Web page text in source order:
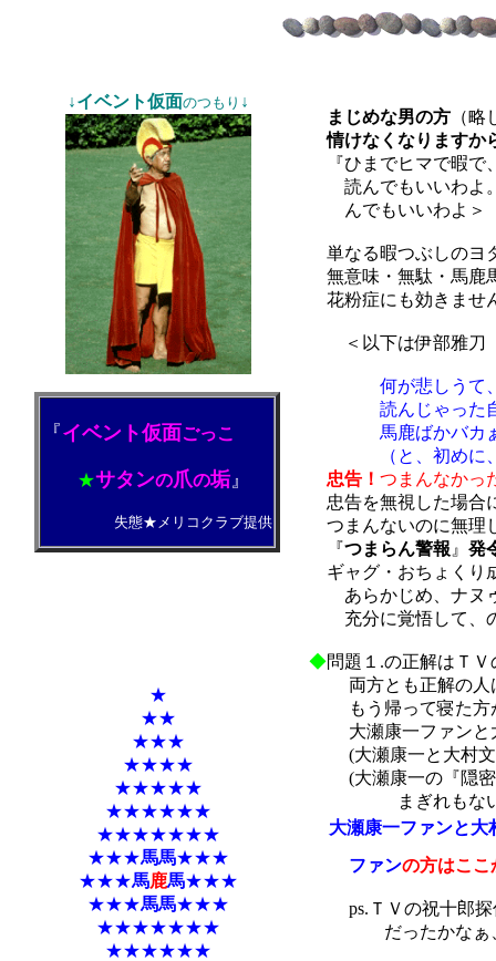
↓イベント仮面のつもり ↓
『イベント仮面ごっこ
★サタンの爪の垢』
失態★メリコクラブ提供
★
★★
★★★
★★★★
★★★★★
★★★★★★
★★★★★★★
★★★馬馬★★★
★★★馬鹿馬★★★
★★★馬馬★★★
★★★★★★★
★★★★★★
まじめな男の方 （
情けなくなりますか
『ひまでヒマで暇
読んでもいいわよ
んでもいいわよ＞
単なる暇つぶしのヨ
無意味・無駄・馬鹿
花粉症にも効きませ
＜以下は伊部雅刀（
何が悲しうて
読んじゃった自
馬鹿ばかバカぁボ
（と、初めに、読
忠告！ つまんなかっ
忠告を無視した場合
つまんないのに無理
『つまらん警報 』 発
ギャグ・おちょくり
あらかじめ、ナヌゥ
充分に覚悟して、の
◆問題１.の正解はＴ
両方とも正解の人
もう帰って寝た方
大瀬康一ファンと大
(大瀬康一と大村文
(大瀬康一の『隠密
まぎれもない大瀬
大瀬康一ファンと大
ファンの方はこ
ps.ＴＶの祝十郎探
だったかなぁ、